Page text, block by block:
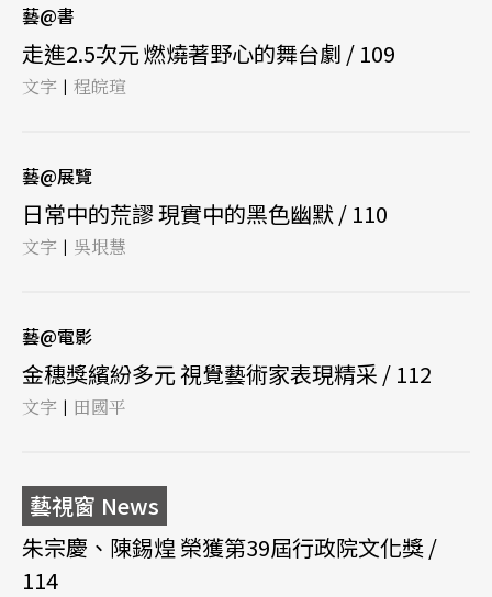
藝@書
走進2.5次元 燃燒著野心的舞台劇 / 109
文字 | 程皖瑄
藝@展覽
日常中的荒謬 現實中的黑色幽默 / 110
文字 | 吳垠慧
藝@電影
金穗獎繽紛多元 視覺藝術家表現精采 / 112
文字 | 田國平
藝視窗 News
朱宗慶、陳錫煌 榮獲第39屆行政院文化獎 /
114